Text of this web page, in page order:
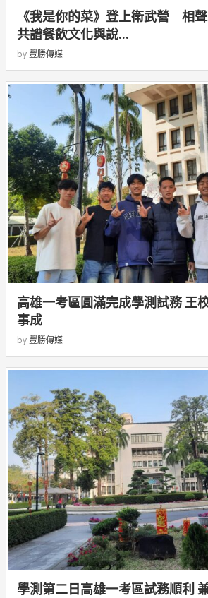
《我是你的菜》登上衛武營 相
共譜餐飲文化與說...
by 豐勝傳媒
高雄一考區圓滿完成學測試務 王
事成
by 豐勝傳媒
學測第二日高雄一考區試務順利